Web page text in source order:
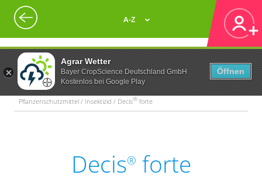
Agrar Wetter
Bayer CropScience Deutschland GmbH
Kostenlos bei Google Play
Öffnen
A-Z
Pflanzenschutzmittel / Insektizid / Decis® forte
Decis® forte